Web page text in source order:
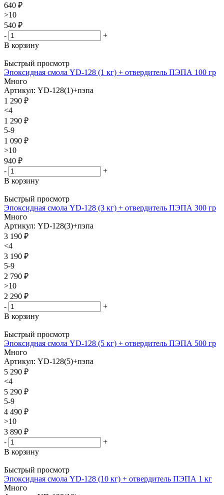
640 ₽
>10
540 ₽
-
+
В корзину
Быстрый просмотр
Эпоксидная смола YD-128 (1 кг) + отвердитель ПЭПА 100 гр
Много
Артикул: YD-128(1)+пэпа
1 290 ₽
<4
1 290 ₽
5-9
1 090 ₽
>10
940 ₽
-
+
В корзину
Быстрый просмотр
Эпоксидная смола YD-128 (3 кг) + отвердитель ПЭПА 300 гр
Много
Артикул: YD-128(3)+пэпа
3 190 ₽
<4
3 190 ₽
5-9
2 790 ₽
>10
2 290 ₽
-
+
В корзину
Быстрый просмотр
Эпоксидная смола YD-128 (5 кг) + отвердитель ПЭПА 500 гр
Много
Артикул: YD-128(5)+пэпа
5 290 ₽
<4
5 290 ₽
5-9
4 490 ₽
>10
3 890 ₽
-
+
В корзину
Быстрый просмотр
Эпоксидная смола YD-128 (10 кг) + отвердитель ПЭПА 1 кг
Много